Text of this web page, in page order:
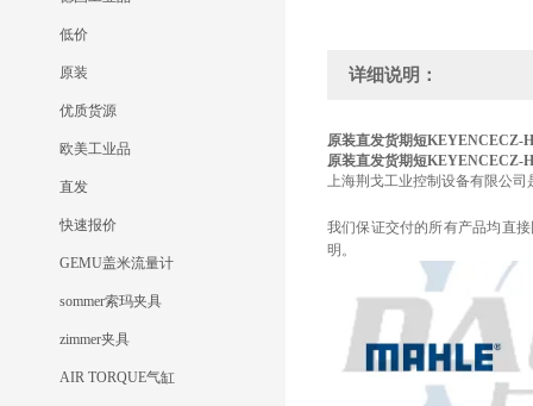
低价
原装
优质货源
欧美工业品
直发
快速报价
GEMU盖米流量计
sommer索玛夹具
zimmer夹具
AIR TORQUE气缸
详细说明：
原装直发货期短KEYENCECZ-
原装直发货期短KEYENCECZ-
上海荆戈工业控制设备有限公
我们保证交付的所有产品均直
明。